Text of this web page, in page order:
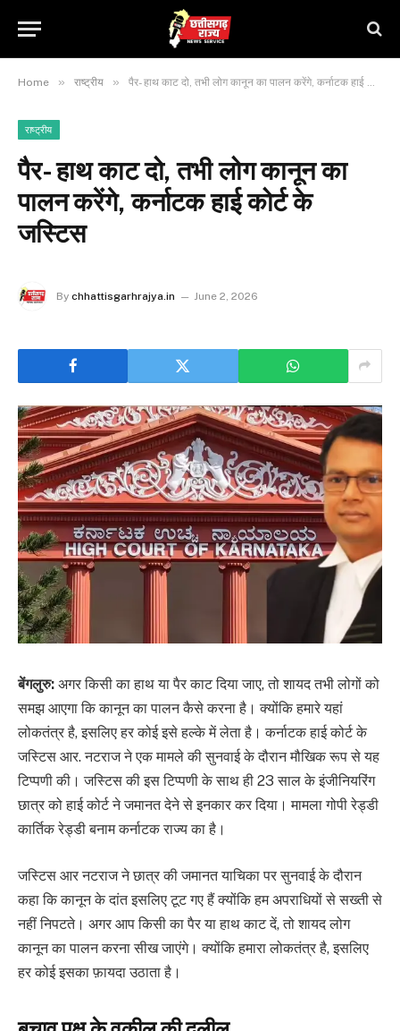
Home » राष्ट्रीय » पैर- हाथ काट दो, तभी लोग कानून का पालन करेंगे, कर्नाटक हाई कोर्ट के जस्टिस
राष्ट्रीय
पैर- हाथ काट दो, तभी लोग कानून का
पालन करेंगे, कर्नाटक हाई कोर्ट के
जस्टिस
By chhattisgarhrajya.in June 2, 2026
बेंगलुरु: अगर किसी का हाथ या पैर काट दिया जाए, तो शायद तभी लोगों को
समझ आएगा कि कानून का पालन कैसे करना है। क्योंकि हमारे यहां
लोकतंत्र है, इसलिए हर कोई इसे हल्के में लेता है। कर्नाटक हाई कोर्ट के
जस्टिस आर. नटराज ने एक मामले की सुनवाई के दौरान मौखिक रूप से यह
टिप्पणी की। जस्टिस की इस टिप्पणी के साथ ही 23 साल के इंजीनियरिंग
छात्र को हाई कोर्ट ने जमानत देने से इनकार कर दिया। मामला गोपी रेड्डी
कार्तिक रेड्डी बनाम कर्नाटक राज्य का है।
जस्टिस आर नटराज ने छात्र की जमानत याचिका पर सुनवाई के दौरान
कहा कि कानून के दांत इसलिए टूट गए हैं क्योंकि हम अपराधियों से सख्ती से
नहीं निपटते। अगर आप किसी का पैर या हाथ काट दें, तो शायद लोग
कानून का पालन करना सीख जाएंगे। क्योंकि हमारा लोकतंत्र है, इसलिए
हर कोई इसका फ़ायदा उठाता है।